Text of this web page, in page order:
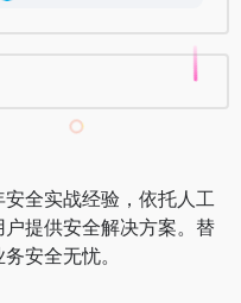
全实战经验，依托人工
提供安全解决方案。替
安全无忧。